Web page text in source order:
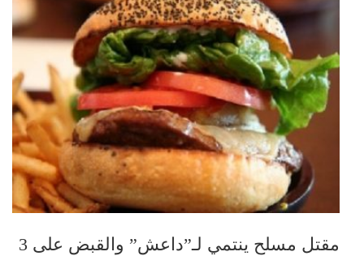
مقتل مسلح ينتمي لـ”داعش” والقبض على 3